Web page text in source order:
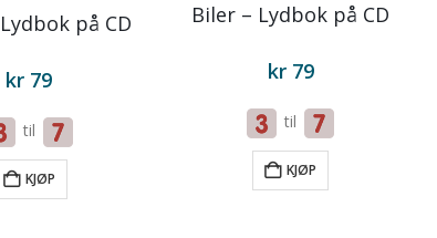
på CD
kr 79
til
KJØP
Biler – Lydbok på CD
kr79
til
KJØP